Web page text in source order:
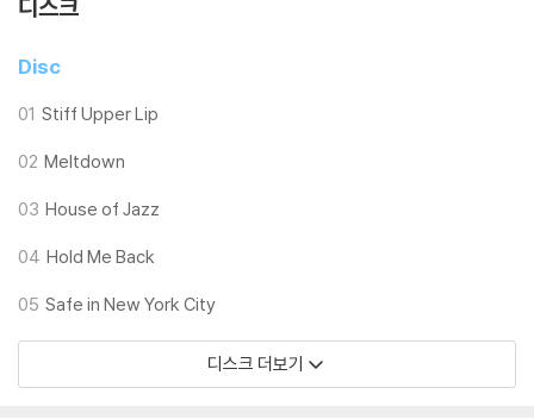
기기 문제로 인해 발생하는 재생 불량 현상에 대해서는 반품/교환이 불가
하니 침압 조절이 가능한 기기에서 재생하실 것을 권유 드립니다.
다. 전용 제품으로 이를 제거하면 대부분 해결됩니다.
※ 디스크 외관 불량
렁거리거나 휘어지는 경우가 있습니다.
가능합니다.
2) 재생 음역의 왜곡을 최소화 하고 반복 재생시에도 최대한 일관되게 유
지되도록 디스크 센터 홀 구경이 작게 제작되는 경우가 있습니다. 턴테이
디스크
Disc
01 Stiff Upper Lip
02 Meltdown
03 House of Jazz
04 Hold Me Back
05 Safe in New York City
디스크 더보기